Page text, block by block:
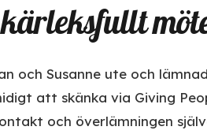
och Susanne ute och
att skänka via Giving
och överlämningen